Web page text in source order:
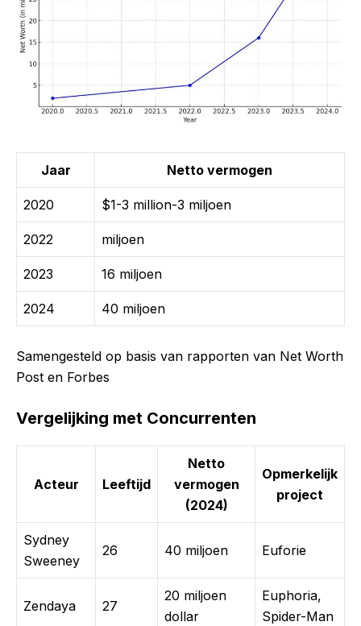
Jaar Netto vermogen
2020 $1-3 million-3 miljoen
2022 miljoen
2023 16 miljoen
2024 40 miljoen
Samengesteld op basis van rapporten van Net Worth
Post en Forbes
Vergelijking met Concurrenten
Acteur Leeftijd
Netto
vermogen
(2024)
Opmerkelijk
project
Sydney
Sweeney
26 40 miljoen Euforie
Zendaya 27
20 miljoen
dollar
Euphoria,
Spider-Man